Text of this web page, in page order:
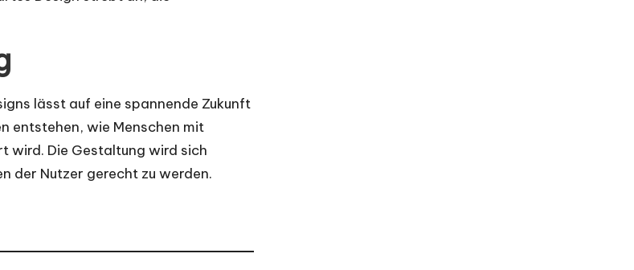
lässt auf eine spannende Zukunft
entstehen, wie Menschen mit
wird. Die Gestaltung wird sich
der Nutzer gerecht zu werden.